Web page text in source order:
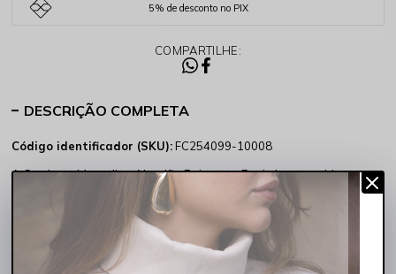
5% de desconto no PIX
COMPARTILHE:
DESCRIÇÃO COMPLETA
Código identificador (SKU):FC254099-10008
A Camiseta Masculina Algodão Paisagem Rocksham combina o
essencial do básico com um toque de estilo que faz toda a diferença.
Sua miniestampa frontal, composta por um
coqueiro
, acompanhados da assinatura Rocksham, traz um
visual praiano discreto e refinado, perfeito para quem aprecia
detalhes sutis, mas cheios decharme